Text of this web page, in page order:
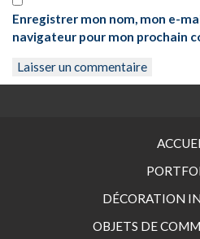
Enregistrer mon nom, mon e-
navigateur pour mon prochain
DÉCORATION
OBJETS DE